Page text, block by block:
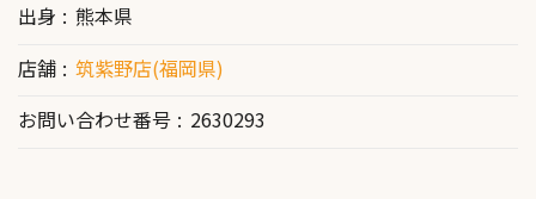
出身
熊本県
店舗
筑紫野店(福岡県)
お問い合わせ番号
2630293